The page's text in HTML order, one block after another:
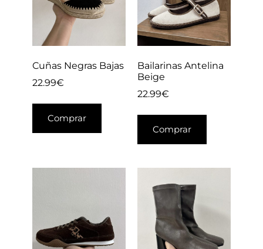
Cuñas Negras Bajas
22.99€
Comprar
Bailarinas Antelina
Beige
22.99€
Comprar